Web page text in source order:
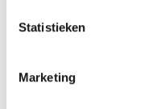
Statistieken
Marketing
16